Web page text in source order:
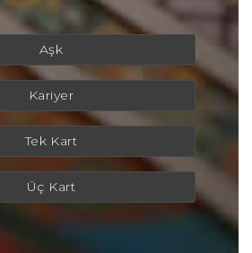
Aşk
Kariyer
Tek Kart
Üç Kart